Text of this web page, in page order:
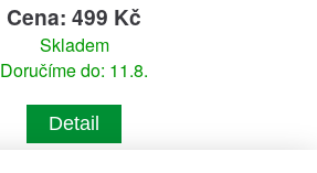
Cena: 499 Kč
Skladem
Doručíme do: 11.8.
Detail